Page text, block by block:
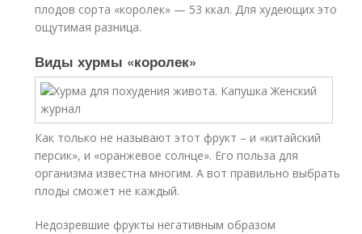
плодов сорта «королек» — 53 ккал. Для худеющих это
ощутимая разница.
Виды хурмы «королек»
Как только не называют этот фрукт – и «китайский
персик», и «оранжевое солнце». Его польза для
организма известна многим. А вот правильно выбрать
плоды сможет не каждый.
Недозревшие фрукты негативным образом